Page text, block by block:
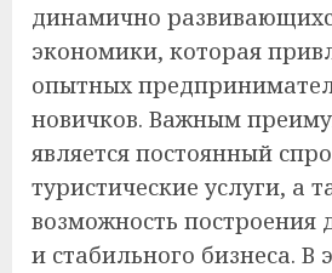
динамично
экономики, которая
опытных
новичков. Важным
является постоянный
туристические услуги, а
возможность построения
и стабильного бизнеса. В